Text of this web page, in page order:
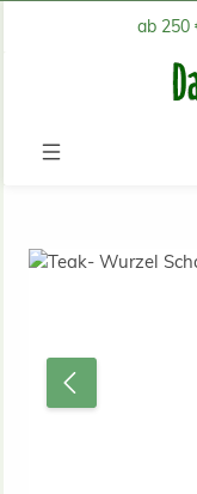
Zum Hauptinhaltab 250
Bildergalerie